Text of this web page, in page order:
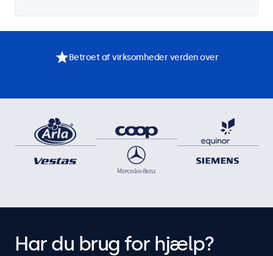
Betroet af virksomheder verden over
Har du brug for hjælp?